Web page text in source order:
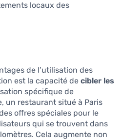
locaux des
de l’utilisation des
est la capacité de cibler les
spécifique de
un restaurant situé à Paris
offres spéciales pour le
qui se trouvent dans
Cela augmente non